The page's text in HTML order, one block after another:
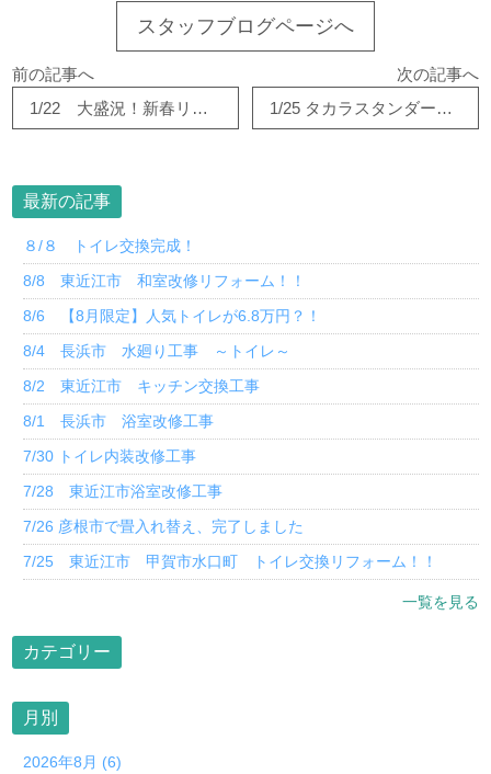
スタッフブログページへ
前の記事へ
1/22 大盛況！新春リフォーム祭
次の記事へ
1/25 タカラスタンダード システムバス グランスパ キープクリーン浴槽
最新の記事
８/８ トイレ交換完成！
8/8 東近江市 和室改修リフォーム！！
8/6 【8月限定】人気トイレが6.8万円？！
8/4 長浜市 水廻り工事 ～トイレ～
8/2 東近江市 キッチン交換工事
8/1 長浜市 浴室改修工事
7/30 トイレ内装改修工事
7/28 東近江市浴室改修工事
7/26 彦根市で畳入れ替え、完了しました
7/25 東近江市 甲賀市水口町 トイレ交換リフォーム！！
一覧を見る
カテゴリー
月別
2026年8月 (6)